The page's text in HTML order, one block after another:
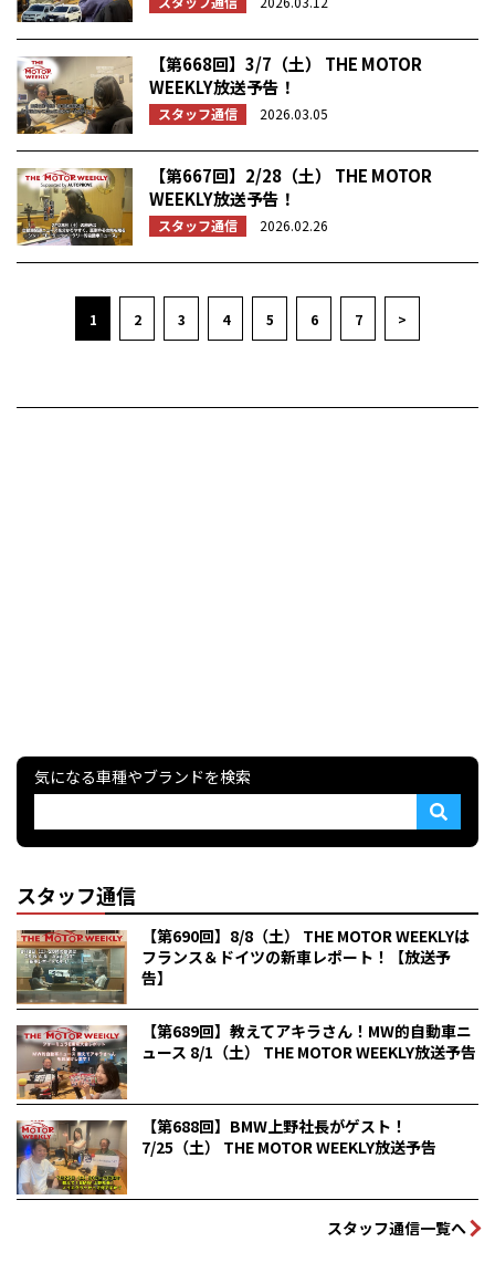
【第668回】3/7（土） THE MOTOR
WEEKLY放送予告！
スタッフ通信 2026.03.05
【第667回】2/28（土） THE MOTOR
WEEKLY放送予告！
スタッフ通信 2026.02.26
1 2 3 4 5 6 7 >
気になる車種やブランドを検索
スタッフ通信
【第690回】8/8（土） THE MOTOR WEEKLYは
フランス＆ドイツの新車レポート！【放送予
告】
【第689回】教えてアキラさん！MW的自動車ニ
ュース 8/1（土） THE MOTOR WEEKLY放送予告
【第688回】BMW上野社長がゲスト！
7/25（土） THE MOTOR WEEKLY放送予告
スタッフ通信一覧へ